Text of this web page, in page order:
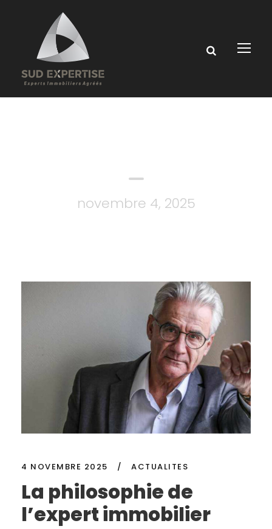
novembre 4, 2025
4 NOVEMBRE 2025 / ACTUALITES
La philosophie de
l’expert immobilier